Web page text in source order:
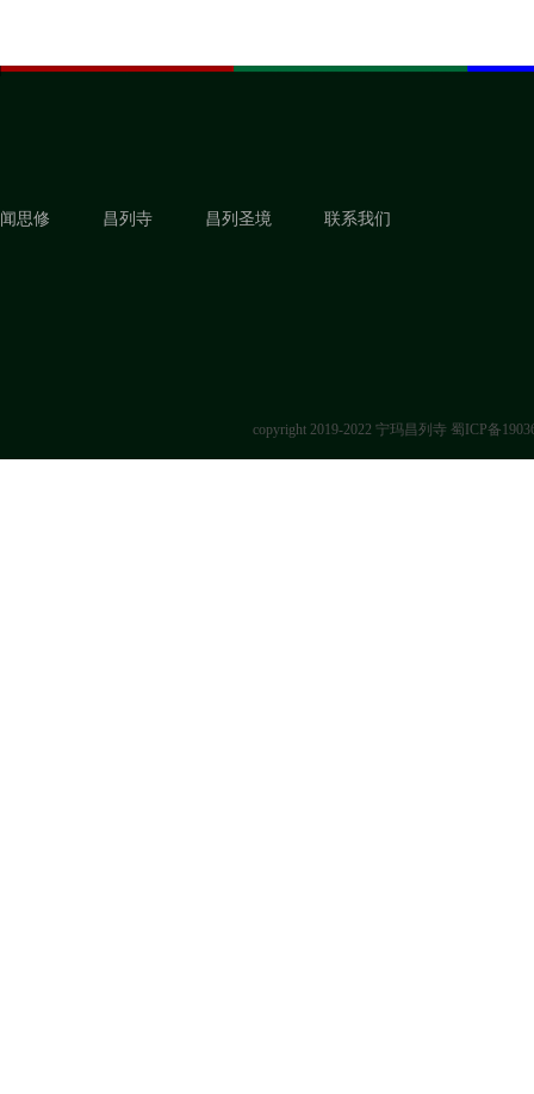
闻思修 昌列寺 昌列圣境 联系我们
copyright 2019-2022 宁玛昌列寺 蜀ICP备